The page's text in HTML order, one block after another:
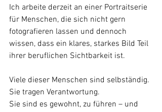
Ich arbeite derzeit an einer Portraitserie
für Menschen, die sich nicht gern
fotografieren lassen und dennoch
wissen, dass ein klares, starkes Bild Teil
ihrer beruflichen Sichtbarkeit ist.
Viele dieser Menschen sind selbständig.
Sie tragen Verantwortung.
Sie sind es gewohnt, zu führen – und